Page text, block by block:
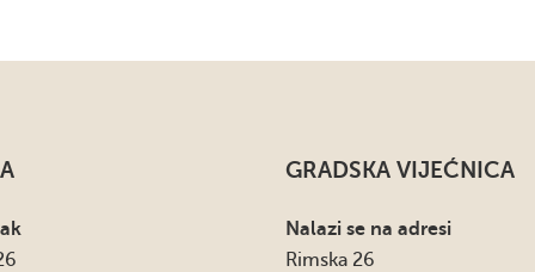
GRADSKA VIJEĆNICA
Nalazi se na adresi
Rimska 26